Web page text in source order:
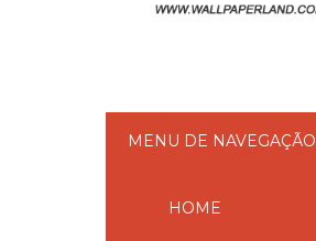
MENU DE NAVEGAÇÃO
HOME